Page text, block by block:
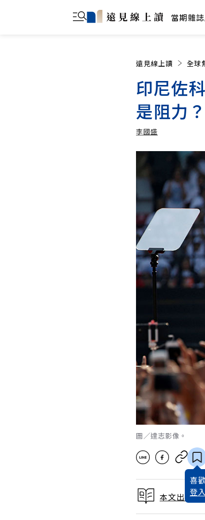
當期雜誌
遠見線上讀 全球
印尼佐
是阻力？
李國盛
李國盛
圖／達志影像。
喜
登入
本文出自